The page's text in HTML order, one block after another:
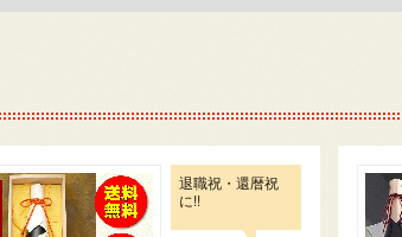
退職祝・還暦祝
に!!